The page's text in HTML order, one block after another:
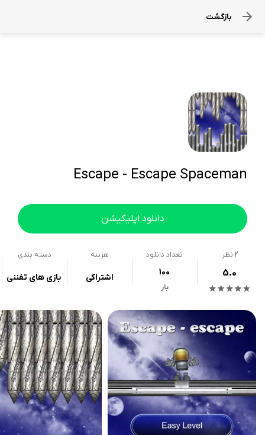
بازگشت
Escape - Escape Spaceman
دانلود اپلیکیشن
2 نظر
5.0
تعداد دانلود
100
بار
هزینه
اشتراکی
دسته بندی
بازی های تفننی